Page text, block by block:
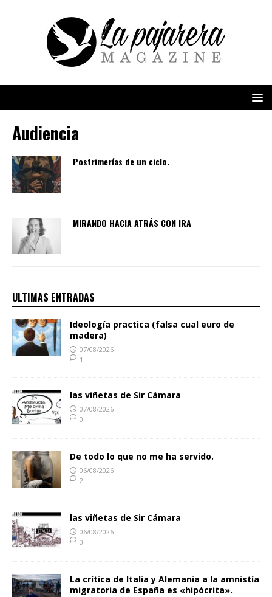
Audiencia
Postrimerías de un ciclo.
MIRANDO HACIA ATRÁS CON IRA
ULTIMAS ENTRADAS
Ideología practica (falsa cual euro de
madera)
07/08/2026
1
las viñetas de Sir Cámara
07/08/2026
0
De todo lo que no me ha servido.
06/08/2026
2
las viñetas de Sir Cámara
06/08/2026
0
La crítica de Italia y Alemania a la amnistía
migratoria de España es «hipócrita».